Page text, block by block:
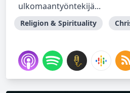
ulkomaantyöntekijä...
Religion & Spirituality